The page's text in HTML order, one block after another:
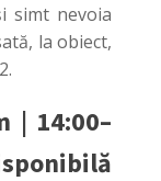
simt nevoia
la obiect,
| 14:00–